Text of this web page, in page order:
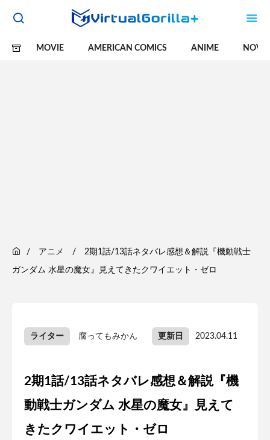
MOVIE AMERICAN COMICS ANIME
アニメ 2期1話/13話ネタバレ感想＆解説『機動戦士
ガンダム 水星の魔女』見えてきたクワイエット・ゼロ
ライター 腐ってもみかん 更新日 2023.04.11
2期1話/13話ネタバレ感想＆解説『機
動戦士ガンダム 水星の魔女』見えて
きたクワイエット・ゼロ